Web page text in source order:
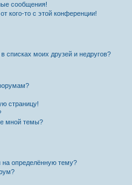
сообщения!
кого-то с этой конференции!
списках моих друзей и недругов?
страницу!
мной темы?
на определённую тему?